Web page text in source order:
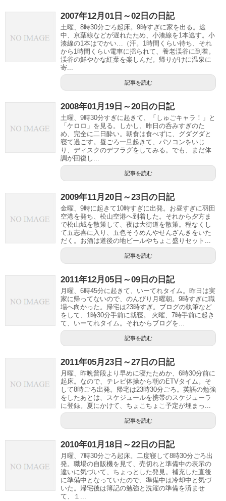
2007年12月01日～02日の日記
土曜、8時30分ごろ起床。9時すぎに家を出る。途
中、京葉線などが遅れたため、小湊線を1本逃す。小
湊線の1本はでかい…（汗。1時間くらい待ち、それ
から1時間くらい電車に揺られて、養老渓谷に到着。
渓谷の鮮やかな紅葉を楽しんだ。帰りがけに温泉に
寄...
記事を読む
2008年01月19日～20日の日記
土曜、9時30分すぎに起きて、「しゅごキャラ！」と
「ケロロ」を見る。しかし、昨日の呑みすぎのた
め、完全に二日酔い。朝食は食べずに、グダグダと
寝て過ごす。昼ごろ一旦起きて、パソコンをいじ
り、ディスクのデフラグをしてみる。でも、まだ体
調が回復し...
記事を読む
2009年11月20日～23日の日記
金曜、9時に起きて10時すぎに出発。お昼すぎに羽田
空港を発ち、松山空港へ到着した。それから夕方ま
で松山城を散策して、夜は大街道を散策。程なくし
て五志喜に入り、五色そうめんやせんざんきをいた
だく。お酒は道後の地ビールやちょこ盛りセット...
記事を読む
2011年12月05日～09日の日記
月曜、6時45分に起きて、いーてれタイム。昨日は実
家に帰ってないので、のんびり月曜朝。9時すぎに職
場へ向かった。帰宅は23時すぎ。ブログの執筆など
をして、1時30分手前に就寝。 火曜、7時手前に起き
て、いーてれタイム。それからブログを...
記事を読む
2011年05月23日～27日の日記
月曜、昨晩普段より早めに寝たためか、6時30分前に
起床。なので、テレビ体操から朝のETVタイム。そ
して8時ごろ出発。帰宅は23時30分ごろ。英語の勉強
をしたあとは、スケジュールを携帯のスケジューラ
に登録。夏にかけて、ちょこちょこ予定が埋まっ...
記事を読む
2010年01月18日～22日の日記
月曜、7時30分ごろ起床。二度寝して8時30分ごろ出
発。職場の自販機を見て、売切れと準備中の表示の
違いに気づいて、ちょっとした発見。補充した直後
に準備中となっていたので、準備中は冷却中と気づ
いた。帰宅後は簿記の勉強と洗濯の準備を済ませ
て、１...